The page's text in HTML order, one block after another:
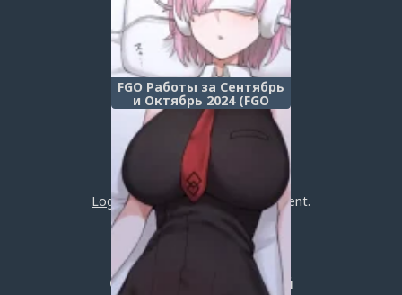
FGO Работы за Сентябрь
и Октябрь 2024 (FGO
September and October
Drawings)
Post a comment
Loginorregisterto post a comment.
Добавить комментарий
Оставить комментарий